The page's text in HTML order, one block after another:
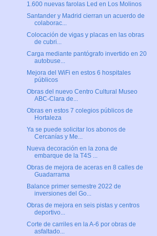
1.600 nuevas farolas Led en Los Molinos
Santander y Madrid cierran un acuerdo de
colaborac...
Colocación de vigas y placas en las obras
de cubri...
Carga mediante pantógrafo invertido en 20
autobuse...
Mejora del WiFi en estos 6 hospitales
públicos
Obras del nuevo Centro Cultural Museo
ABC-Clara de...
Obras en estos 7 colegios públicos de
Hortaleza
Ya se puede solicitar los abonos de
Cercanías y Me...
Nueva decoración en la zona de
embarque de la T4S ...
Obras de mejora de aceras en 8 calles de
Guadarrama
Balance primer semestre 2022 de
inversiones del Go...
Obras de mejora en seis pistas y centros
deportivo...
Corte de carriles en la A-6 por obras de
asfaltado...